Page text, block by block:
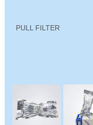
PULL FILTER